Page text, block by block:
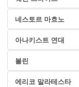
네스토르 마흐노
아나키스트 연대
볼린
에리코 말라테스타